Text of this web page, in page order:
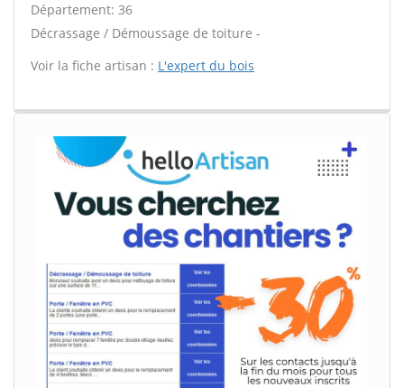
Département: 36
Décrassage / Démoussage de toiture -
Voir la fiche artisan : L'expert du bois